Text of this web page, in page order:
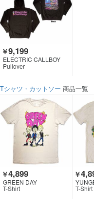
￥9,199
ELECTRIC CALLBOY
Pullover
Tシャツ・カットソー 商品一覧
￥4,899
GREEN DAY
T-Shirt
￥
T-Shirt